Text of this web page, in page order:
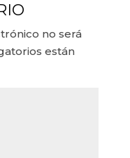
no será
están